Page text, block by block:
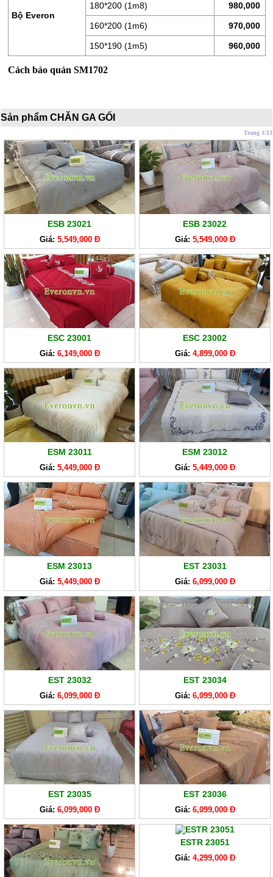
PHẨM
CHĂN
SẢN
HÀNG
LẺ
SẢN
PHẨM
KHÁC
Bộ Everon
180*200 (1m8) 980,000
160*200 (1m6) 970,000
150*190 (1m5) 960,000
Cách bảo quản SM1702
Sản phẩm CHĂN GA GỐI
Trang 1/13
ESB 23021
Giá: 5,549,000 Đ
ESB 23022
Giá: 5,549,000 Đ
ESC 23001
Giá: 6,149,000 Đ
ESC 23002
Giá: 4,899,000 Đ
ESM 23011
Giá: 5,449,000 Đ
ESM 23012
Giá: 5,449,000 Đ
ESM 23013
Giá: 5,449,000 Đ
EST 23031
Giá: 6,099,000 Đ
EST 23032
Giá: 6,099,000 Đ
EST 23034
Giá: 6,099,000 Đ
EST 23035
Giá: 6,099,000 Đ
EST 23036
Giá: 6,099,000 Đ
ESTR 23051
Giá: 4,299,000 Đ